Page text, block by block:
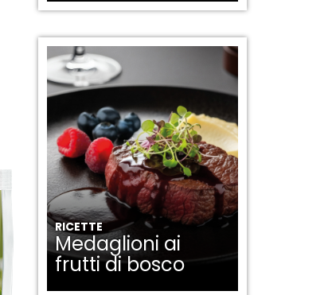
RICETTE
Medaglioni ai
frutti di bosco